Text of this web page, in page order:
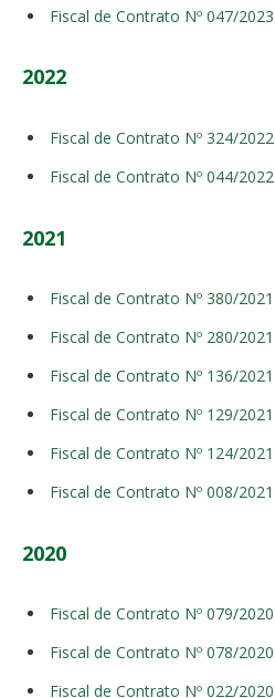
Fiscal de Contrato Nº 047/2023
2022
Fiscal de Contrato Nº 324/2022
Fiscal de Contrato Nº 044/2022
2021
Fiscal de Contrato Nº 380/2021
Fiscal de Contrato Nº 280/2021
Fiscal de Contrato Nº 136/2021
Fiscal de Contrato Nº 129/2021
Fiscal de Contrato Nº 124/2021
Fiscal de Contrato Nº 008/2021
2020
Fiscal de Contrato Nº 079/2020
Fiscal de Contrato Nº 078/2020
Fiscal de Contrato Nº 022/2020